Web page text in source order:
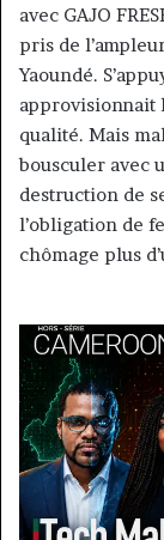
avec GAJO
pris de
Yaoundé.
approvisionnait
qualité. Mais
bousculer avec
destruction de
l’obligation de
chômage plus